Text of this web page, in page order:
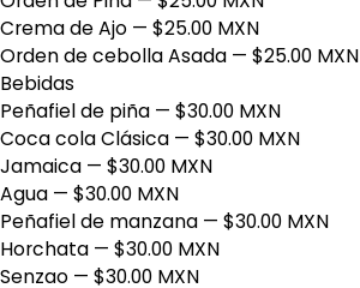
Crema de Ajo — $25.00 MXN
Orden de cebolla Asada — $25.00 MXN
Bebidas
Peñafiel de piña — $30.00 MXN
Coca cola Clásica — $30.00 MXN
Jamaica — $30.00 MXN
Agua — $30.00 MXN
Peñafiel de manzana — $30.00 MXN
Horchata — $30.00 MXN
Senzao — $30.00 MXN